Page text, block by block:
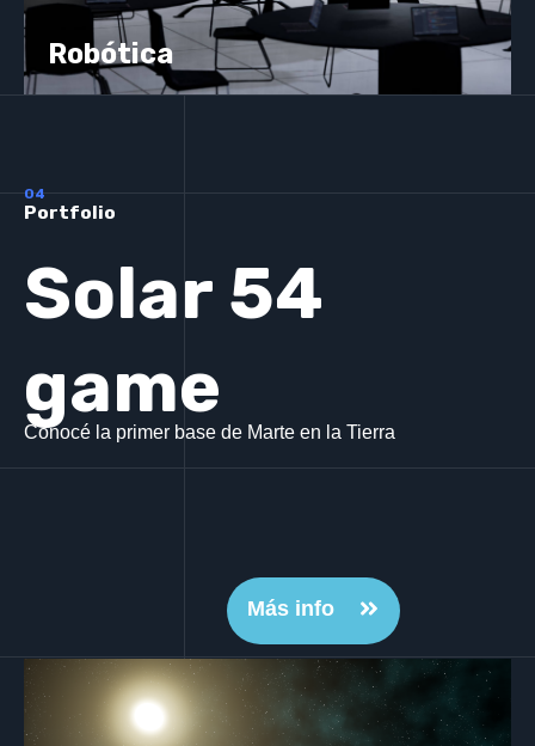
Robótica
04
Portfolio
Solar 54
game
Conocé la primer base de Marte en la Tierra
Más info